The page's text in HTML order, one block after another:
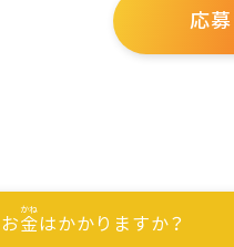
応募
お金はかかりますか？